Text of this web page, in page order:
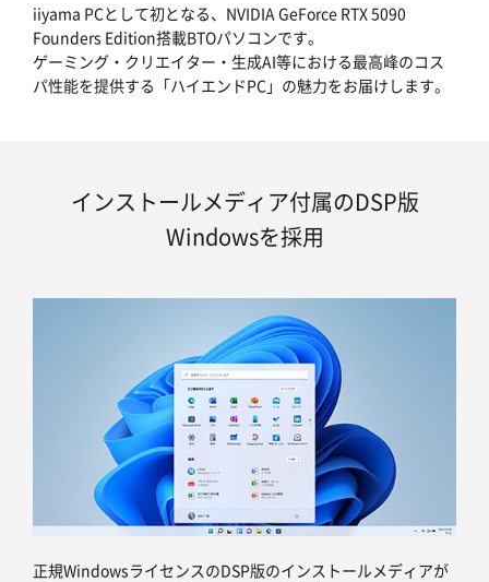
iiyama PCとして初となる、NVIDIA GeForce RTX 5090
Founders Edition搭載BTOパソコンです。
ゲーミング・クリエイター・生成AI等における最高峰のコス
パ性能を提供する「ハイエンドPC」の魅力をお届けします。
インストールメディア付属のDSP版
Windowsを採用
正規WindowsライセンスのDSP版のインストールメディアが